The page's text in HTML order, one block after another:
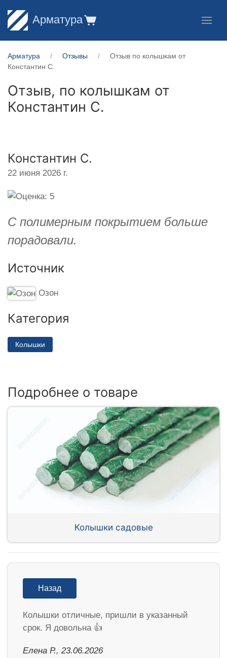
Арматура
Арматура Отзывы
Отзыв по колышкам от
Константин С.
Отзыв, по колышкам от
Константин С.
Константин С.
22 июня 2026 г.
С полимерным покрытием больше
порадовали.
Источник
Озон
Категория
Колышки
Подробнее о товаре
Колышки садовые
Назад
Колышки отличные, пришли в указанный
срок. Я довольна 👍
Елена Р., 23.06.2026